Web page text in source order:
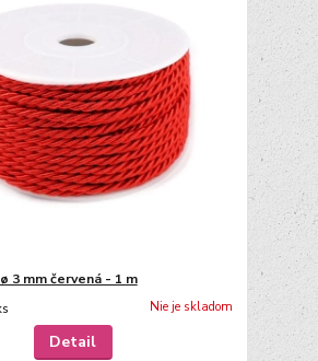
3 mm červená - 1 m
Nie je skladom
Detail